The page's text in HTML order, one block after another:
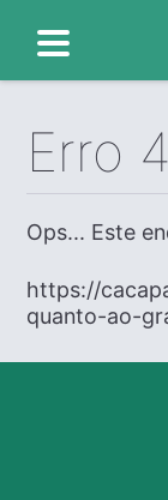
Erro
Ops... Este
https://
quanto-ao-